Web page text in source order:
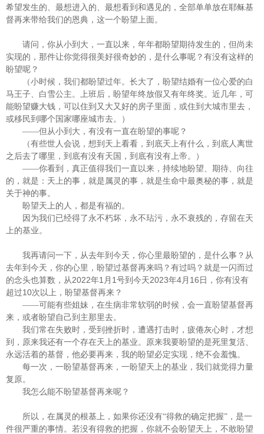
希望发生的、最想进入的、最想看到和遇见的，全部单单放在耶稣基
督再来带给我们的恩典，这一个盼望上面。
请问，你从小到大，一直以来，年年都盼望期待发生的，但尚未
实现的，那件让你觉得很美好很奇妙的，是什么事呢？有没有这样的
盼望呢？
（小时候，我们都盼望过年。长大了，盼望结婚有一位心爱的白
马王子、白雪公主。上班后，盼望年终放假又有年终奖。近几年，可
能盼望赚大钱，可以住到又大又好的房子里面，或住到大城市里去，
或移民到哪个国家哪座城市去。）
——但从小到大，有没有一直在盼望的事呢？
（有些世人会说，想到天上看看，到底天上有什么，到底人离世
之后去了哪里，到底有没有天国，到底有没有上帝。）
——你看到，真正值得我们一直以来，持续地盼望、期待、向往
的，就是：天上的事，就是属灵的事，就是生命中最奥秘的事，就是
关于神的事。
盼望天上的人，都是有福的。
因为我们已经得了永不朽坏，永不玷污，永不衰残的，存留在天
上的基业。
我再请问一下，从去年到今天，你心里最盼望的，是什么事？从
去年到今天，你的心里，盼望过基督再来吗？有过吗？就是一闪而过
的念头也算数，从2022年1 月 1 号到今天2023年4月 16 日，你有没有
超过10次以上，盼望基督再来？
——可能有些姐妹，在生病非常软弱的时候，会一直盼望基督再
来，或者盼望自己到主那里去。
我们常在失败时，受到挫折时，遭遇打击时，疲倦灰心时，才想
到，原来我还有一个存在天上的基业。原来我要盼望的是死里复活、
永远活着的基督，他必要再来，我的盼望必定实现，绝不会羞愧。
每一次，一盼望基督再来，一盼望天上的基业，我们就觉得力量
复原。
我怎么能不盼望基督再来呢？
所以，在属灵的根基上，如果你还没有“得救的确定把握”，是一
件很严重的事情。若没有得救的把握，你就不会盼望天上，不敢盼望